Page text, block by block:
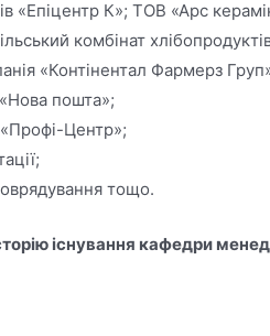
«Епіцентр К»; ТОВ «Арс
комбінат
«Контінентал Фармерз
пошта»;
Центр»;
тощо.
існування кафедри